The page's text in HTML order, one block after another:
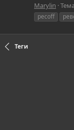
Marylin Тема
pecoff
Теги